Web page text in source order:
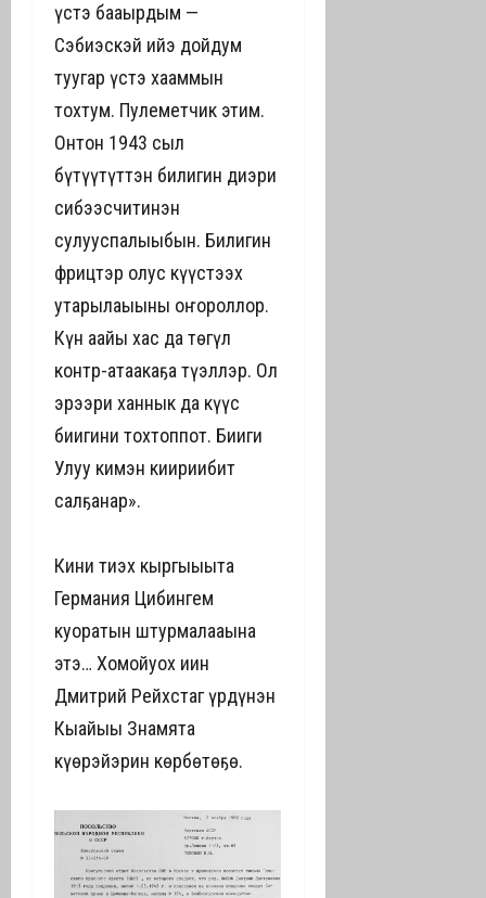
үстэ бааһырдым —
Сэбиэскэй ийэ дойдум
туһугар үстэ хааммын
тохтум. Пулеметчик этим.
Онтон 1943 сыл
бүтүүтүттэн билигин диэри
сибээсчитинэн
сулууспалыыбын. Билигин
фрицтэр олус күүстээх
утарылаһыыны оҥороллор.
Күн аайы хас да төгүл
контр-атаакаҕа түһэллэр. Ол
эрээри ханнык да күүс
биһигини тохтоппот. Биһиги
Улуу кимэн киириибит
салҕанар».
Кини тиһэх кыргыһыыта
Германия Цибингем
куоратын штурмалааһына
этэ… Хомойуох иһин
Дмитрий Рейхстаг үрдүнэн
Кыайыы Знамята
күөрэйэрин көрбөтөҕө.